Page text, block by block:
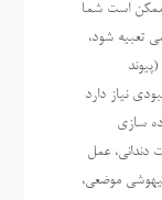
ممکن است شما
تعبیه شود،
نیاز دارد
سازی
دندانی، عمل
موضعی،